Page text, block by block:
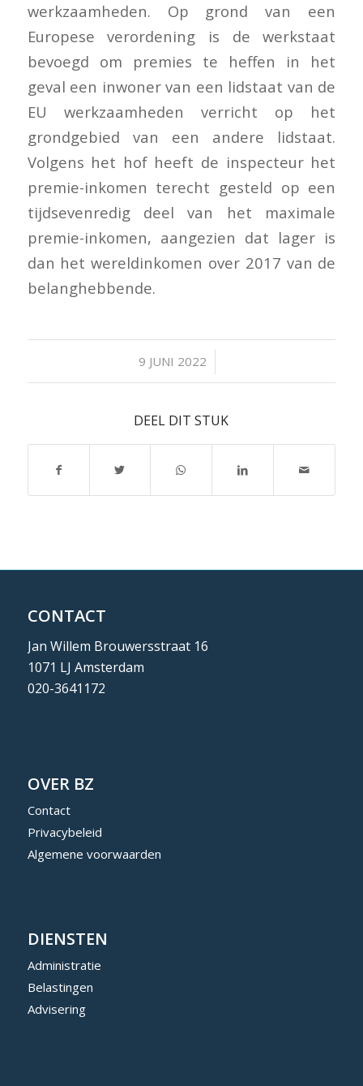
werkzaamheden. Op grond van een
Europese verordening is de werkstaat
bevoegd om premies te heffen in het
geval een inwoner van een lidstaat van de
EU werkzaamheden verricht op het
grondgebied van een andere lidstaat.
Volgens het hof heeft de inspecteur het
premie-inkomen terecht gesteld op een
tijdsevenredig deel van het maximale
premie-inkomen, aangezien dat lager is
dan het wereldinkomen over 2017 van de
belanghebbende.
9 JUNI 2022
/
DEEL DIT STUK
CONTACT
Jan Willem Brouwersstraat 16
1071 LJ Amsterdam
020-3641172
OVER BZ
Contact
Privacybeleid
Algemene voorwaarden
DIENSTEN
Administratie
Belastingen
Advisering